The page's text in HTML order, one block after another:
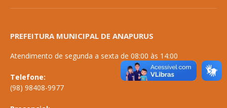
PREFEITURA MUNICIPAL DE ANAPURUS
Atendimento de segunda a sexta de 08:00 às 14:00
Telefone:
(98) 98408-9977